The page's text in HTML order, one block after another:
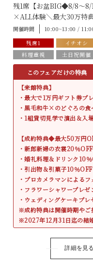
残1席【お盆BIG◆8/8～
×ALL体験＼最大30万特
開催時間
10:00~13:00 /
残席1
イチオシ
料理重視
土日祝開催
このフェアだけの特典
【来館特典】
・最大で1万円ギフト券プ
・黒毛和牛×のどぐろの食
・1組貸切見学で演出＆入
【成約特典◆最大50万円
・新郎新婦の衣裳20％OFF
・婚礼料理＆ドリンク10
・引出物＆引菓子10％OFF
・プロカメラマンによる
・フラワーシャワープレゼ
・ウェディングケーキプレ
※成約特典は開催時期やご
※2027年12月31日迄の結
詳細を見る